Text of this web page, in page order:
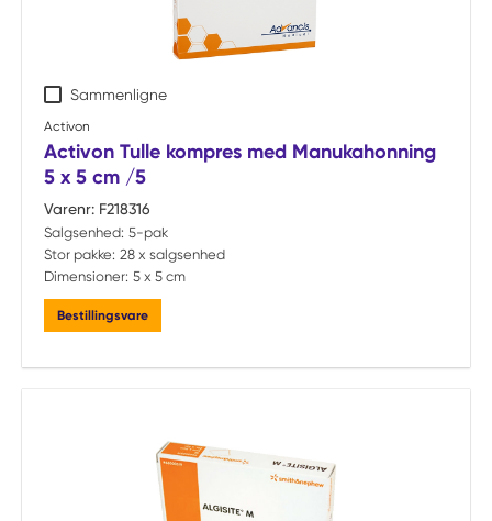
Sammenligne
Activon
Activon Tulle kompres med Manukahonning
5 x 5 cm /5
Varenr: F218316
Salgsenhed: 5-pak
Stor pakke: 28 x salgsenhed
Dimensioner: 5 x 5 cm
Bestillingsvare